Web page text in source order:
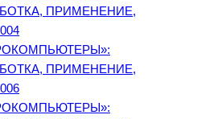
ПРИМЕНЕНИЕ,
ПРИМЕНЕНИЕ,